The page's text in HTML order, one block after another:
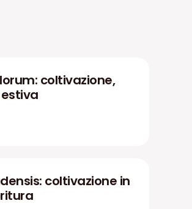
coltivazione,
coltivazione in